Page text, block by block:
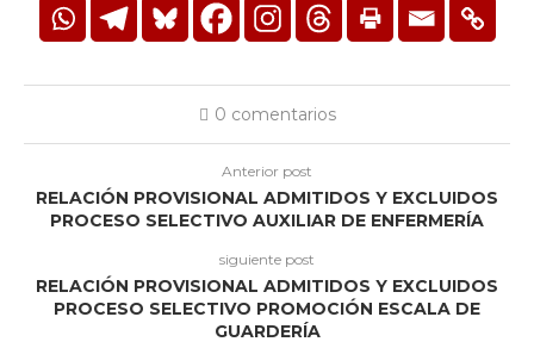
0 comentarios
Anterior post
RELACIÓN PROVISIONAL ADMITIDOS Y EXCLUIDOS
PROCESO SELECTIVO AUXILIAR DE ENFERMERÍA
siguiente post
RELACIÓN PROVISIONAL ADMITIDOS Y EXCLUIDOS
PROCESO SELECTIVO PROMOCIÓN ESCALA DE
GUARDERÍA